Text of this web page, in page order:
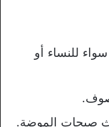
للنساء أو
صيحات الموضة.